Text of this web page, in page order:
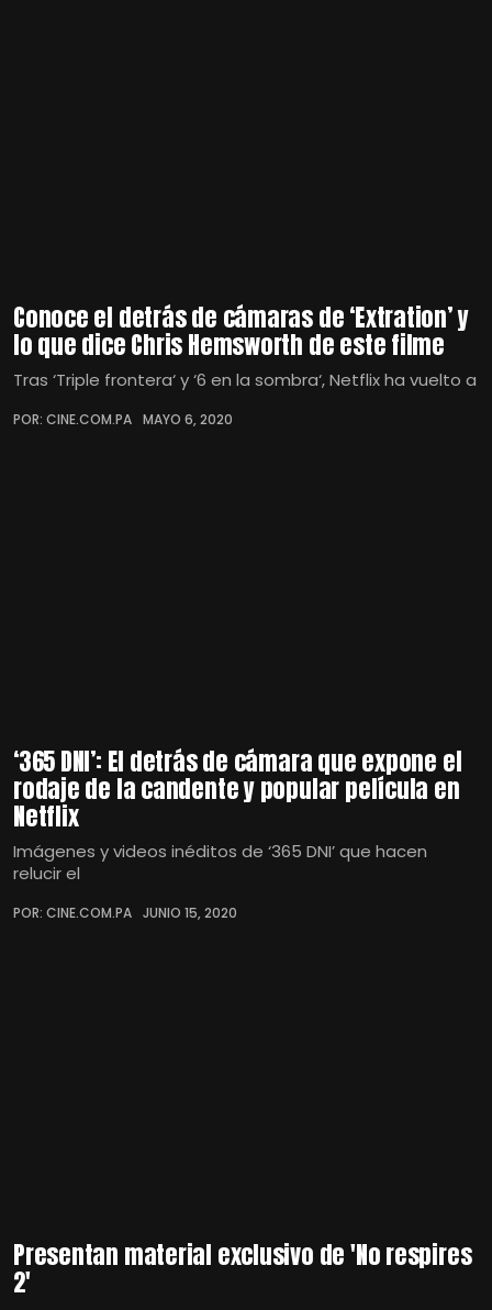
Conoce el detrás de cámaras de ‘Extration’ y
lo que dice Chris Hemsworth de este filme
Tras ‘Triple frontera‘ y ‘6 en la sombra‘, Netflix ha vuelto a
POR: CINE.COM.PA MAYO 6, 2020
‘365 DNI’: El detrás de cámara que expone el
rodaje de la candente y popular película en
Netflix
Imágenes y videos inéditos de ‘365 DNI’ que hacen
relucir el
POR: CINE.COM.PA JUNIO 15, 2020
Presentan material exclusivo de 'No respires
2'